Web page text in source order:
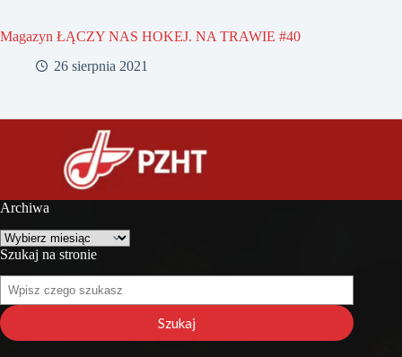
Magazyn ŁĄCZY NAS HOKEJ. NA TRAWIE #40
26 sierpnia 2021
Archiwa
Archiwa
Szukaj na stronie
Szukaj
na
stronie
Szukaj